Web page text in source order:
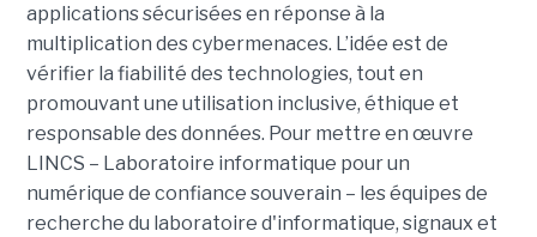
applications sécurisées en réponse à la
multiplication des cybermenaces. L’idée est de
vérifier la fiabilité des technologies, tout en
promouvant une utilisation inclusive, éthique et
responsable des données. Pour mettre en œuvre
LINCS – Laboratoire informatique pour un
numérique de confiance souverain – les équipes de
recherche du laboratoire d'informatique, signaux et